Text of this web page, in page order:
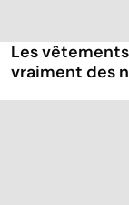
Les
vraiment des